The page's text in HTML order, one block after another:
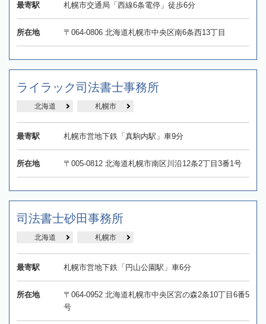
最寄駅 札幌市交通局「西線6条電停」徒歩6分
所在地 〒064-0806 北海道札幌市中央区南6条西13丁目
ライラック司法書士事務所
北海道 札幌市
最寄駅 札幌市営地下鉄「真駒内駅」車9分
所在地 〒005-0812 北海道札幌市南区川沿12条2丁目3番1号
司法書士砂田事務所
北海道 札幌市
最寄駅 札幌市営地下鉄「円山公園駅」車6分
所在地
〒064-0952 北海道札幌市中央区宮の森2条10丁目6番5
号